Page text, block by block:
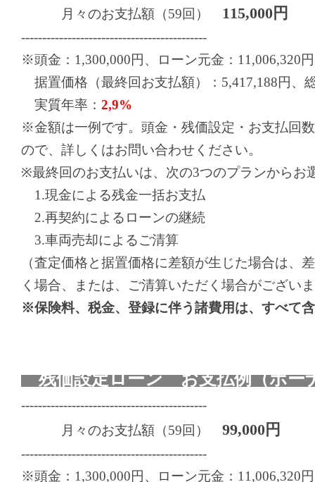
月々のお支払額（59回） 115,000円
--------------------------------------------
※頭金：1,300,000円、ローン元金：11,006,320円
据置価格（最終回お支払額）：5,417,188円、
実質年率： 2,9%
※金額は一例です。頭金・残価設定・お支払回
ので、詳しくはお問い合わせください。
※最終回のお支払いは、次の3つのプランからお
1.現金による残金一括お支払
2.再契約によるローンの継続
3.車両売却によるご清算
（査定価格と据置価格に差額が生じた場合は、
く場合、または、ご清算いただく場合がござい
※保険料、税金、登録に伴う諸費用は、すべて
残価設定ローン お支払例（ボー
--------------------------------------------
月々のお支払額（59回） 99,000円
--------------------------------------------
※頭金：1,300,000円、ローン元金：11,006,320円